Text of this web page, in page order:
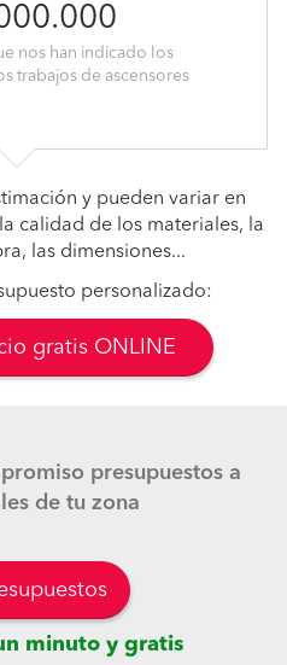
nos han indicado los
trabajos de ascensores
y pueden variar en
calidad de los materiales, la
las dimensiones...
personalizado:
gratis ONLINE
presupuestos a
de tu zona
minuto y gratis